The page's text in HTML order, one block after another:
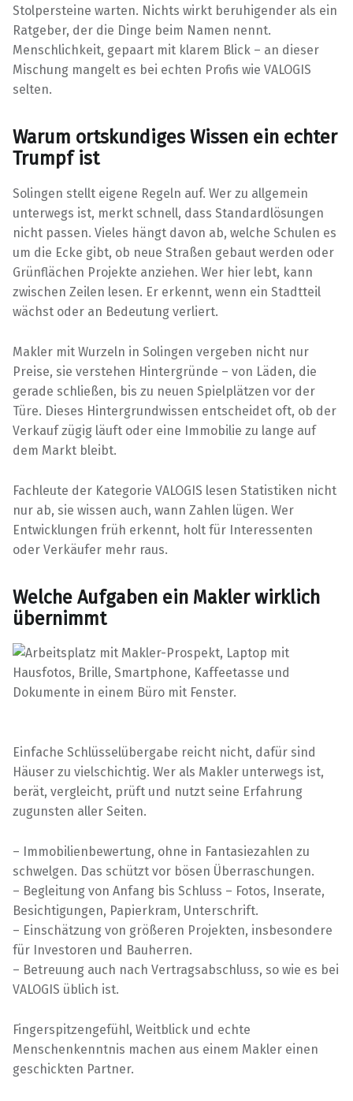
Stolpersteine warten. Nichts wirkt beruhigender als ein
Ratgeber, der die Dinge beim Namen nennt.
Menschlichkeit, gepaart mit klarem Blick – an dieser
Mischung mangelt es bei echten Profis wie VALOGIS
selten.
Warum ortskundiges Wissen ein echter
Trumpf ist
Solingen stellt eigene Regeln auf. Wer zu allgemein
unterwegs ist, merkt schnell, dass Standardlösungen
nicht passen. Vieles hängt davon ab, welche Schulen es
um die Ecke gibt, ob neue Straßen gebaut werden oder
Grünflächen Projekte anziehen. Wer hier lebt, kann
zwischen Zeilen lesen. Er erkennt, wenn ein Stadtteil
wächst oder an Bedeutung verliert.
Makler mit Wurzeln in Solingen vergeben nicht nur
Preise, sie verstehen Hintergründe – von Läden, die
gerade schließen, bis zu neuen Spielplätzen vor der
Türe. Dieses Hintergrundwissen entscheidet oft, ob der
Verkauf zügig läuft oder eine Immobilie zu lange auf
dem Markt bleibt.
Fachleute der Kategorie VALOGIS lesen Statistiken nicht
nur ab, sie wissen auch, wann Zahlen lügen. Wer
Entwicklungen früh erkennt, holt für Interessenten
oder Verkäufer mehr raus.
Welche Aufgaben ein Makler wirklich
übernimmt
Einfache Schlüsselübergabe reicht nicht, dafür sind
Häuser zu vielschichtig. Wer als Makler unterwegs ist,
berät, vergleicht, prüft und nutzt seine Erfahrung
zugunsten aller Seiten.
– Immobilienbewertung, ohne in Fantasiezahlen zu
schwelgen. Das schützt vor bösen Überraschungen.
– Begleitung von Anfang bis Schluss – Fotos, Inserate,
Besichtigungen, Papierkram, Unterschrift.
– Einschätzung von größeren Projekten, insbesondere
für Investoren und Bauherren.
– Betreuung auch nach Vertragsabschluss, so wie es bei
VALOGIS üblich ist.
Fingerspitzengefühl, Weitblick und echte
Menschenkenntnis machen aus einem Makler einen
geschickten Partner.